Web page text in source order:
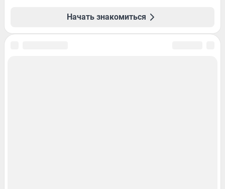
Начать знакомиться